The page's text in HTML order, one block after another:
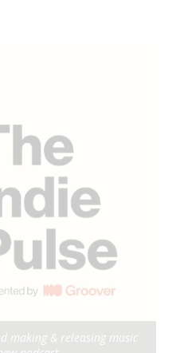
making & releasing music